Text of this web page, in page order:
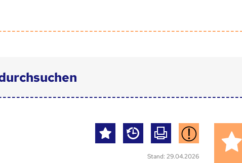
Stand: 29.04.2026